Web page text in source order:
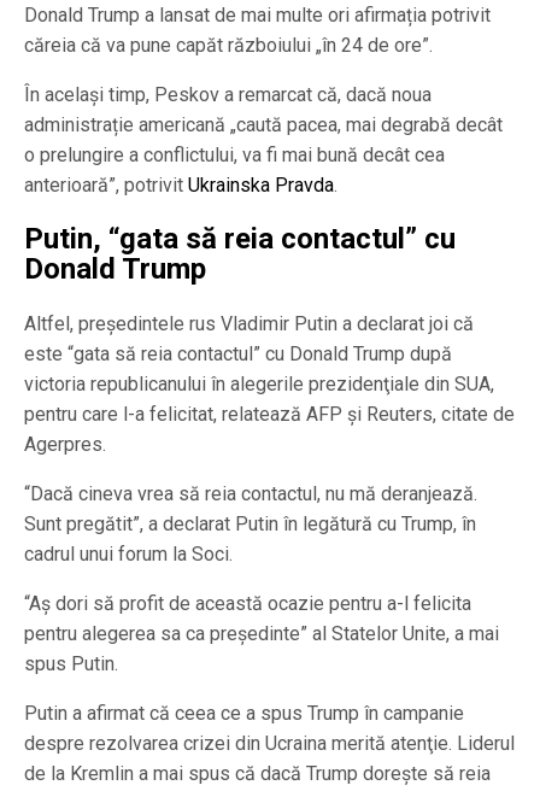
Donald Trump a lansat de mai multe ori afirmația potrivit
căreia că va pune capăt războiului „în 24 de ore”.
În același timp, Peskov a remarcat că, dacă noua
administrație americană „caută pacea, mai degrabă decât
o prelungire a conflictului, va fi mai bună decât cea
anterioară”, potrivit Ukrainska Pravda.
Putin, “gata să reia contactul” cu
Donald Trump
Altfel, preşedintele rus Vladimir Putin a declarat joi că
este “gata să reia contactul” cu Donald Trump după
victoria republicanului în alegerile prezidenţiale din SUA,
pentru care l-a felicitat, relatează AFP şi Reuters, citate de
Agerpres.
“Dacă cineva vrea să reia contactul, nu mă deranjează.
Sunt pregătit”, a declarat Putin în legătură cu Trump, în
cadrul unui forum la Soci.
“Aş dori să profit de această ocazie pentru a-l felicita
pentru alegerea sa ca preşedinte” al Statelor Unite, a mai
spus Putin.
Putin a afirmat că ceea ce a spus Trump în campanie
despre rezolvarea crizei din Ucraina merită atenţie. Liderul
de la Kremlin a mai spus că dacă Trump doreşte să reia